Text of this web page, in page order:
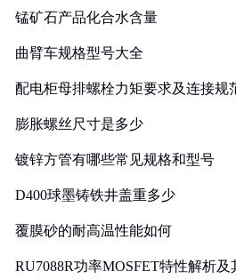
锰矿石产品化合水含量
曲臂车规格型号大全
配电柜母排螺栓力矩要求及连接规
膨胀螺丝尺寸是多少
镀锌方管有哪些常见规格和型号
D400球墨铸铁井盖重多少
覆膜砂的耐高温性能如何
RU7088R功率MOSFET特性解析